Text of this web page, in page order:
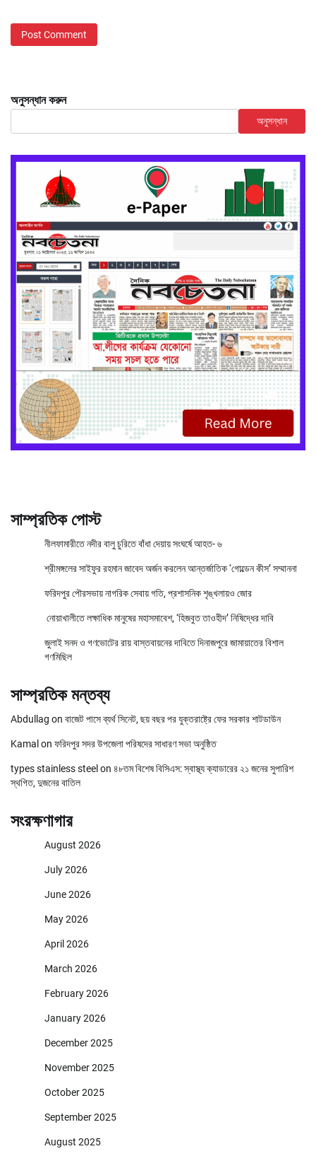
অনুসন্ধান করুন
অনুসন্ধান
সাম্প্রতিক পোস্ট
নীলফামারীতে নদীর বালু চুরিতে বাঁধা দেয়ায় সংঘর্ষে আহত- ৬
শ্রীমঙ্গলের সাইফুর রহমান জাবেদ অর্জন করলেন আন্তর্জাতিক ‘গোল্ডেন কীস’ সম্মাননা
ফরিদপুর পৌরসভায় নাগরিক সেবায় গতি, প্রশাসনিক শৃঙ্খলায়ও জোর
নোয়াখালীতে লক্ষাধিক মানুষের মহাসমাবেশ, ‘হিজবুত তাওহীদ’ নিষিদ্ধের দাবি
জুলাই সনদ ও গণভোটের রায় বাস্তবায়নের দাবিতে দিনাজপুরে জামায়াতের বিশাল
গণমিছিল
সাম্প্রতিক মন্তব্য
Abdullag on বাজেট পাসে ব্যর্থ সিনেট, ছয় বছর পর যুক্তরাষ্ট্রে ফের সরকার শাটডাউন
Kamal on ফরিদপুর সদর উপজেলা পরিষদের সাধারণ সভা অনুষ্ঠিত
types stainless steel on ৪৮তম বিশেষ বিসিএস: স্বাস্থ্য ক্যাডারের ২১ জনের সুপারিশ
স্থগিত, দুজনের বাতিল
সংরক্ষণাগার
August 2026
July 2026
June 2026
May 2026
April 2026
March 2026
February 2026
January 2026
December 2025
November 2025
October 2025
September 2025
August 2025